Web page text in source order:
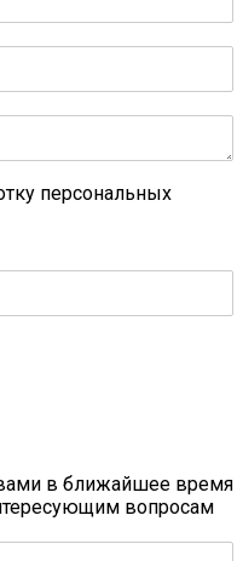
персональных
в ближайшее время
вопросам